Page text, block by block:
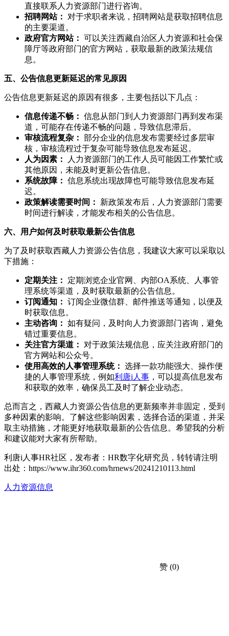
直接联系人力资源部门进行咨询。
招聘网站：
对于求职者来说，招聘网站是获取招聘信息
的主要渠道。
政府官方网站： 可以关注西藏自治区人力资源和社会保
障厅等政府部门的官方网站，获取最新的政策法规信
息。
五、公告信息更新延迟的常见原因
公告信息更新延迟的原因有很多，主要包括以下几点：
信息传递不畅： 信息从部门到人力资源部门再到发布渠
道，可能存在传递不畅的问题，导致信息滞后。
审核流程复杂： 部分企业的信息发布需要经过多层审
核，审核流程过于复杂可能导致信息发布延迟。
人为因素：
人力资源部门的工作人员可能因工作繁忙或
其他原因，未能及时更新公告信息。
系统故障： 信息系统出现故障也可能导致信息发布延
迟。
政策解读需要时间：
新政策发布后，人力资源部门需要
时间进行解读，才能发布相关的公告信息。
六、用户如何及时获取最新公告信息
为了及时获取西藏人力资源公告信息，我建议大家可以采取以
下措施：
定期关注：
定期浏览企业官网、内部OA系统、人事管
理系统等渠道，及时获取最新的公告信息。
订阅通知： 订阅企业微信群、邮件推送等通知，以便及
时获取信息。
主动咨询： 如有疑问，及时向人力资源部门咨询，避免
错过重要信息。
关注官方渠道：
对于政策法规信息，应关注政府部门的
官方网站和公众号。
使用高效的人事管理系统： 选择一款功能强大、操作便
捷的人事管理系统，例如利唐i人事 ，可以提高信息发布
和获取的效率，确保员工及时了解企业动态。
总而言之，西藏人力资源公告信息的更新频率并非固定，受到
多种因素的影响。了解这些影响因素，选择合适的渠道，并采
取主动措施，才能更好地获取最新的公告信息。希望我的分析
和建议能对大家有所帮助。
利唐i人事HR社区，发布者：HR数字化研究员，转转请注明
出处： https://www.ihr360.com/hrnews/20241210113.html
人力资源信息
赞 (0)